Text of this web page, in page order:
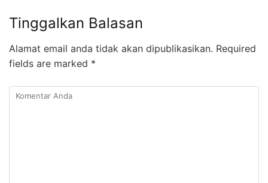
Tinggalkan Balasan
Alamat email anda tidak akan dipublikasikan. Required
fields are marked *